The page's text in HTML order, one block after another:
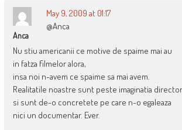
Anca
May 9, 2009 at 01:17
@Anca
Nu stiu americanii ce motive de spaime mai au
in fatza filmelor alora,
insa noi n-avem ce spaime sa mai avem.
Realitatile noastre sunt peste imaginatia
si sunt de-o concretete pe care n-o egaleaza
nici un documentar. Ever.